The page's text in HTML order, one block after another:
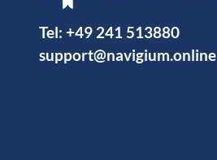
Tel: +49 241 513880
support@navigium.online